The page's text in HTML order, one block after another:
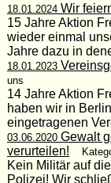
18.01.2024Wir
15 Jahre Aktion
wieder einmal
Jahre dazu in
18.01.2023
uns
14 Jahre Aktion
haben wir in
eingetragenen
03.06.2020Gewalt
verurteilen!
Kein Militär auf
Polizei! Wir